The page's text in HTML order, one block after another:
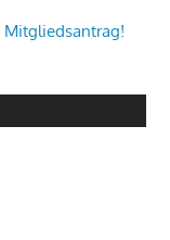
Mitgliedsantrag!